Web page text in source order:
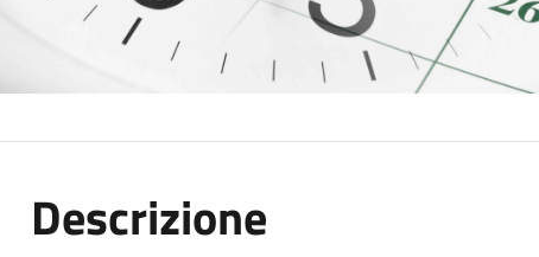
Descrizione